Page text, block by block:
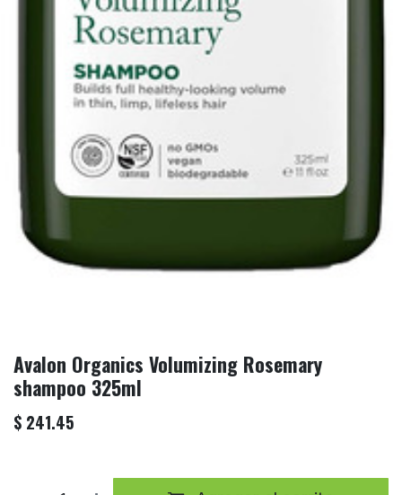
Avalon Organics Volumizing Rosemary
shampoo 325ml
$ 241.45